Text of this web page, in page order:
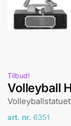
Tilbud!
Volleyball
art. nr. 6351